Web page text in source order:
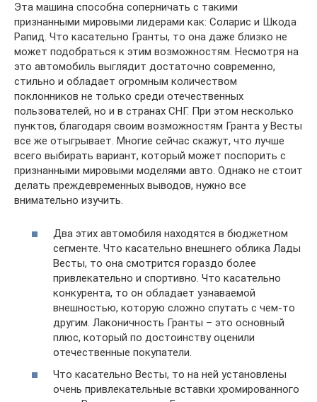
Эта машина способна соперничать с такими
признанными мировыми лидерами как: Соларис и Шкода
Рапид. Что касательно Гранты, то она даже близко не
может подобраться к этим возможностям. Несмотря на
это автомобиль выглядит достаточно современно,
стильно и обладает огромным количеством
поклонников не только среди отечественных
пользователей, но и в странах СНГ. При этом несколько
пунктов, благодаря своим возможностям Гранта у Весты
все же отыгрывает. Многие сейчас скажут, что лучше
всего выбирать вариант, который может поспорить с
признанными мировыми моделями авто. Однако не стоит
делать преждевременных выводов, нужно все
внимательно изучить.
Два этих автомобиля находятся в бюджетном
сегменте. Что касательно внешнего облика Лады
Весты, то она смотрится гораздо более
привлекательно и спортивно. Что касательно
конкурента, то он обладает узнаваемой
внешностью, которую сложно спутать с чем-то
другим. Лаконичность Гранты – это основный
плюс, который по достоинству оценили
отечественные покупатели.
Что касательно Весты, то на ней установлены
очень привлекательные вставки хромированного